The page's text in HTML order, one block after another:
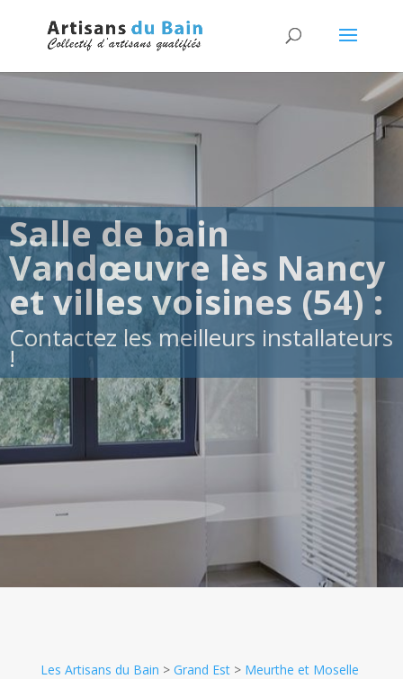
Salle de bain
Vandœuvre lès Nancy
et villes voisines (54) :
Contactez les meilleurs installateurs
!
Les Artisans du Bain > Grand Est> Meurthe et Moselle